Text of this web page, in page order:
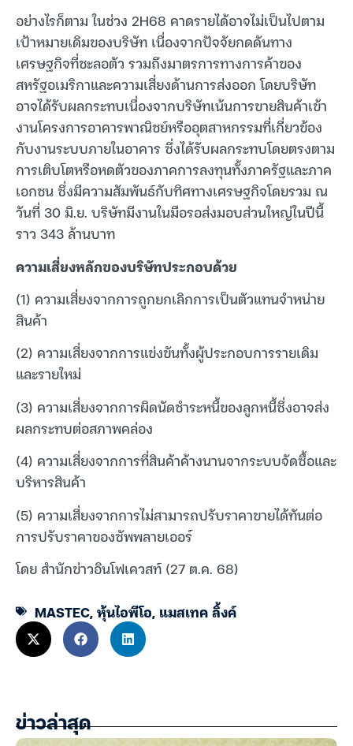
อย่างไรก็ตาม ในช่วง 2H68 คาดรายได้อาจไม่เป็นไปตาม
เป้าหมายเดิมของบริษัท เนื่องจากปัจจัยกดดันทาง
เศรษฐกิจที่ชะลอตัว รวมถึงมาตรการทางการค้าของ
สหรัฐอเมริกาและความเสี่ยงด้านการส่งออก โดยบริษัท
อาจได้รับผลกระทบเนื่องจากบริษัทเน้นการขายสินค้าเข้า
งานโครงการอาคารพาณิชย์หรืออุตสาหกรรมที่เกี่ยวข้อง
กับงานระบบภายในอาคาร ซึ่งได้รับผลกระทบโดยตรงตาม
การเติบโตหรือหดตัวของภาคการลงทุนทั้งภาครัฐและภาค
เอกชน ซึ่งมีความสัมพันธ์กับทิศทางเศรษฐกิจโดยรวม ณ
วันที่ 30 มิ.ย. บริษัทมีงานในมือรอส่งมอบส่วนใหญ่ในปีนี้
ราว 343 ล้านบาท
ความเสี่ยงหลักของบริษัทประกอบด้วย
(1) ความเสี่ยงจากการถูกยกเลิกการเป็นตัวแทนจำหน่าย
สินค้า
(2) ความเสี่ยงจากการแข่งขันทั้งผู้ประกอบการรายเดิม
และรายใหม่
(3) ความเสี่ยงจากการผิดนัดชำระหนี้ของลูกหนี้ซึ่งอาจส่ง
ผลกระทบต่อสภาพคล่อง
(4) ความเสี่ยงจากการที่สินค้าค้างนานจากระบบจัดซื้อและ
บริหารสินค้า
(5) ความเสี่ยงจากการไม่สามารถปรับราคาขายได้ทันต่อ
การปรับราคาของซัพพลายเออร์
โดย สำนักข่าวอินโฟเควสท์ (27 ต.ค. 68)
MASTEC,หุ้นไอพีโอ, แมสเทค ลิ้งค์
ข่าวล่าสุด